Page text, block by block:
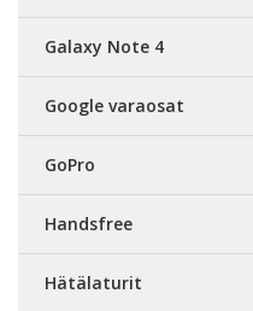
Galaxy Note 4
Google varaosat
GoPro
Handsfree
Hätälaturit